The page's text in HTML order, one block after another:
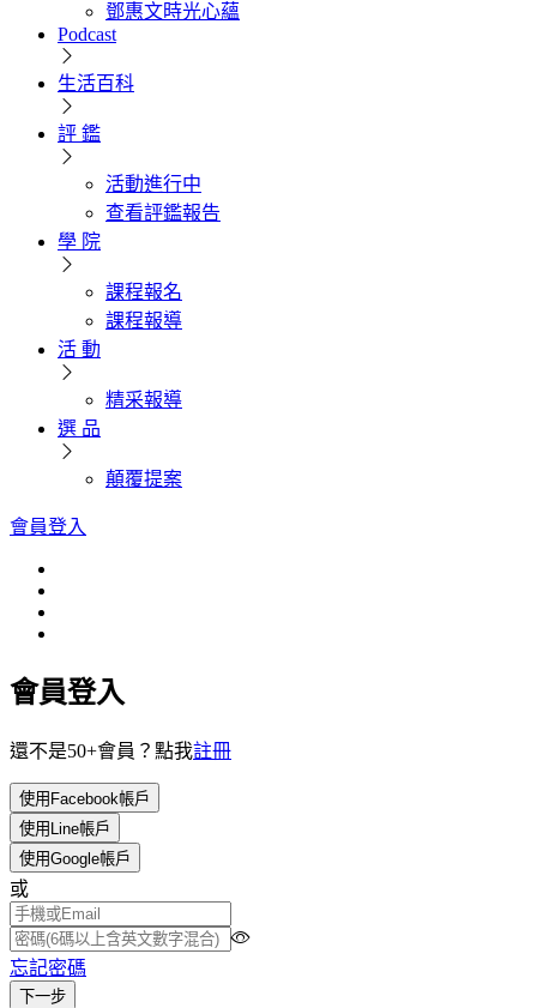
鄧惠文時光心蘊
Podcast
生活百科
評 鑑
活動進行中
查看評鑑報告
學 院
課程報名
課程報導
活 動
精采報導
選 品
顛覆提案
會員登入
會員登入
還不是50+會員？點我註冊
使用Facebook帳戶
使用Line帳戶
使用Google帳戶
或
忘記密碼